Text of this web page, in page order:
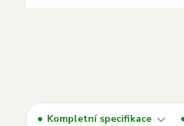
Kompletní specifikace